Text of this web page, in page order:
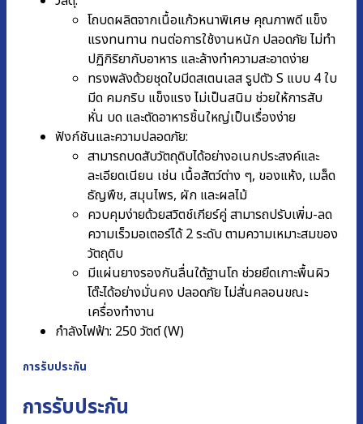
โถบดผลิตจากเนื้อแก้วหนาพิเศษ คุณภาพดี แข็ง
แรงทนทาน ทนต่อการใช้งานหนัก ปลอดภัย ไม่ทำ
ปฏิกิริยากับอาหาร และล้างทำความสะอาดง่าย
ทรงพลังด้วยชุดใบมีดสเตนเลส รูปตัว S แบบ 4 ใบ
มีด คมกริบ แข็งแรง ไม่เป็นสนิม ช่วยให้การสับ
หั่น บด และตัดอาหารชิ้นใหญ่เป็นเรื่องง่าย
ฟังก์ชันและความปลอดภัย:
สามารถบดสับวัตถุดิบได้อย่างอเนกประสงค์และ
ละเอียดเนียน เช่น เนื้อสัตว์ต่าง ๆ, ของแห้ง, เมล็ด
ธัญพืช, สมุนไพร, ผัก และผลไม้
ควบคุมง่ายด้วยสวิตช์เกียร์คู่ สามารถปรับเพิ่ม-ลด
ความเร็วมอเตอร์ได้ 2 ระดับ ตามความเหมาะสมของ
วัตถุดิบ
มีแผ่นยางรองกันลื่นใต้ฐานโถ ช่วยยึดเกาะพื้นผิว
โต๊ะได้อย่างมั่นคง ปลอดภัย ไม่สั่นคลอนขณะ
เครื่องทำงาน
กำลังไฟฟ้า: 250 วัตต์ (W)
การรับประกัน
การรับประกัน